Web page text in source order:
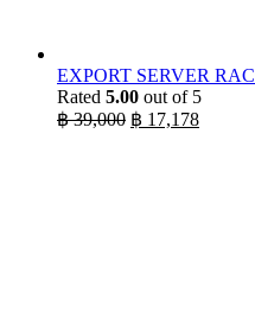
EXPORT SERVER
Rated 5.00 out of 5
฿39,000 Original
฿ 17,178Current